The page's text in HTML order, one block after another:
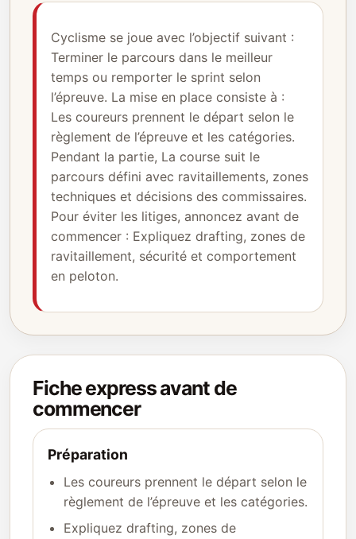
Cyclisme se joue avec l’objectif suivant :
Terminer le parcours dans le meilleur
temps ou remporter le sprint selon
l’épreuve. La mise en place consiste à :
Les coureurs prennent le départ selon le
règlement de l’épreuve et les catégories.
Pendant la partie, La course suit le
parcours défini avec ravitaillements, zones
techniques et décisions des commissaires.
Pour éviter les litiges, annoncez avant de
commencer : Expliquez drafting, zones de
ravitaillement, sécurité et comportement
en peloton.
Fiche express avant de
commencer
Préparation
Les coureurs prennent le départ selon le
règlement de l’épreuve et les catégories.
Expliquez drafting, zones de